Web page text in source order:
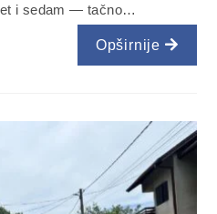
i sedam — tačno…
Opširnije